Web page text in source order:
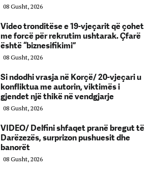
08 Gusht, 2026
Video tronditëse e 19-vjeçarit që çohet
me forcë për rekrutim ushtarak. Çfarë
është “biznesifikimi”
08 Gusht, 2026
Si ndodhi vrasja në Korçë/ 20-vjeçari u
konfliktua me autorin, viktimës i
gjendet një thikë në vendgjarje
08 Gusht, 2026
VIDEO/ Delfini shfaqet pranë bregut të
Darëzezës, surprizon pushuesit dhe
banorët
08 Gusht, 2026